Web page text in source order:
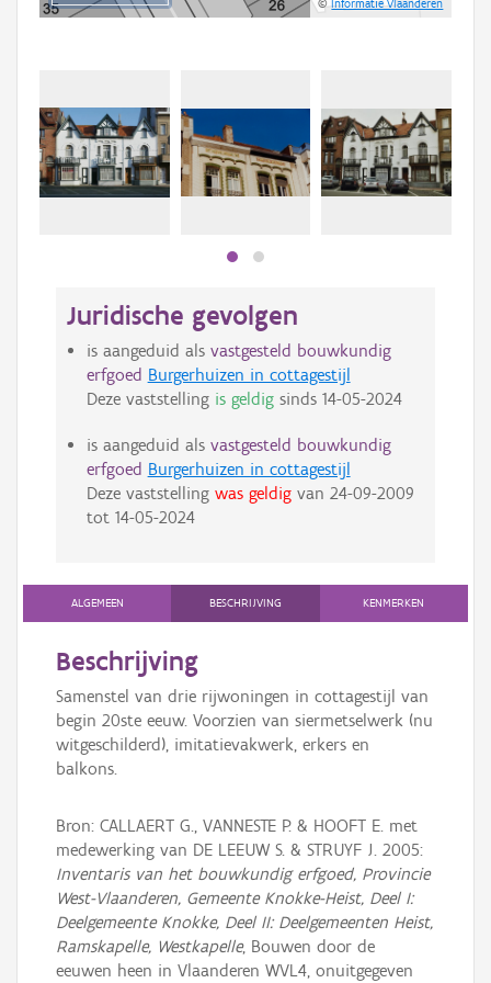
©Informatie Vlaanderen
Juridische gevolgen
is aangeduid als vastgesteld bouwkundig
erfgoed Burgerhuizen in cottagestijl
Deze vaststelling is geldigsinds 14-05-2024
is aangeduid als vastgesteld bouwkundig
erfgoed Burgerhuizen in cottagestijl
Deze vaststelling was geldigvan 24-09-2009
tot 14-05-2024
ALGEMEEN BESCHRIJVING KENMERKEN
Beschrijving
Samenstel van drie rijwoningen in cottagestijl van
begin 20ste eeuw. Voorzien van siermetselwerk (nu
witgeschilderd), imitatievakwerk, erkers en
balkons.
Bron: CALLAERT G., VANNESTE P. & HOOFT E. met
medewerking van DE LEEUW S. & STRUYF J. 2005:
Inventaris van het bouwkundig erfgoed, Provincie
West-Vlaanderen, Gemeente Knokke-Heist, Deel I:
Deelgemeente Knokke, Deel II: Deelgemeenten Heist,
Ramskapelle, Westkapelle, Bouwen door de
eeuwen heen in Vlaanderen WVL4, onuitgegeven